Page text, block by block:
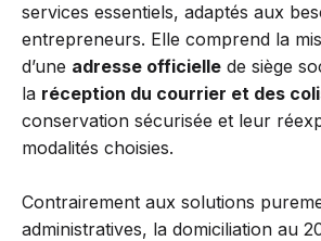
services essentiels, adaptés aux
entrepreneurs. Elle comprend la
d’une adresse officielle de siège
la réception du courrier et des
conservation sécurisée et leur
modalités choisies.
Contrairement aux solutions
administratives, la domiciliation au